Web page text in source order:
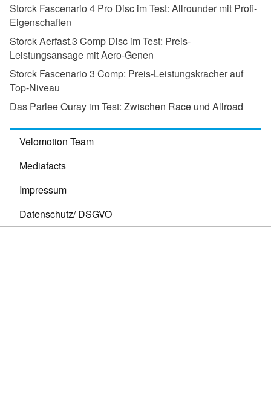
Storck Fascenario 4 Pro Disc im Test: Allrounder mit Profi-
Eigenschaften
Storck Aerfast.3 Comp Disc im Test: Preis-
Leistungsansage mit Aero-Genen
Storck Fascenario 3 Comp: Preis-Leistungskracher auf
Top-Niveau
Das Parlee Ouray im Test: Zwischen Race und Allroad
Velomotion Team
Mediafacts
Impressum
Datenschutz/ DSGVO